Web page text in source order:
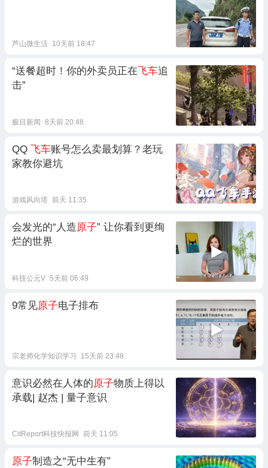
芦山微生活 10天前 18:47
“送餐超时！你的外卖员正在飞车追
击”
极目新闻 8天前 20:48
QQ 飞车账号怎么卖最划算？老玩
家教你避坑
游戏风向塔 前天 11:35
会发光的“人造原子” 让你看到更绚
烂的世界
科技公元V 5天前 06:49
9常见原子电子排布
宗老师化学知识学习 15天前 23:48
意识必然在人体的原子物质上得以
承载| 赵杰 | 量子意识
CitReport科技快报网 前天 11:05
原子制造之“无中生有”